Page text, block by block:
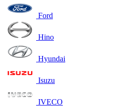
Ford
Hino
Hyundai
Isuzu
IVECO